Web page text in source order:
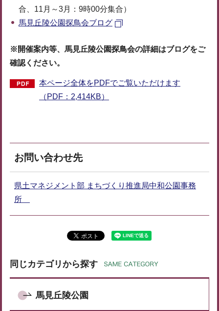
合、11月～3月：9時00分集合）
馬見丘陵公園探鳥会ブログ
※開催案内等、馬見丘陵公園探鳥会の詳細はブログをご
確認ください。
本ページ全体をPDFでご覧いただけます
（PDF：2,414KB）
お問い合わせ先
県土マネジメント部 まちづくり推進局中和公園事務
所
同じカテゴリから探す
馬見丘陵公園